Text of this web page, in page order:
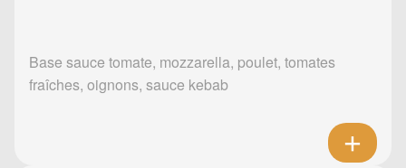
Base sauce tomate, mozzarella, poulet, tomates
fraîches, oignons, sauce kebab